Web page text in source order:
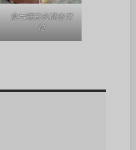
食用蠕虫机准备交
付